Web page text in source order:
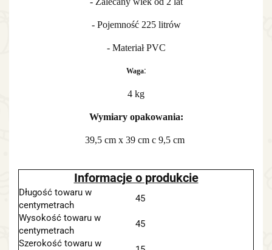
- Pojemność 225 litrów
- Materiał PVC
Waga:
4 kg
Wymiary opakowania:
39,5 cm x 39 cm c 9,5 cm
Informacje o produkcie
Długość towaru w
centymetrach
45
Wysokość towaru w
centymetrach
45
Szerokość towaru w